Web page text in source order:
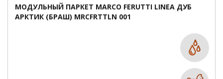
МОДУЛЬНЫЙ ПАРКЕТ MARCO FERUTTI LINEA ДУБ
АРКТИК (БРАШ) MRCFRTTLN 001